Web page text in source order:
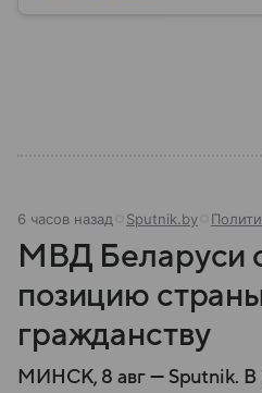
наследием,
6 часов назад Sputnik.by
МВД Беларуси
позицию
гражданству
МИНСК, 8 авг — Sputnik.